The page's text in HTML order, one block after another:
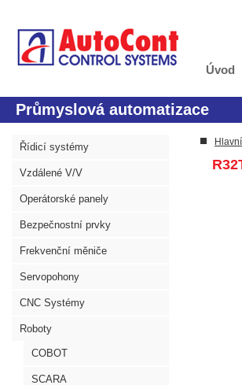
Úvod
Průmyslová automatizace
Řídicí systémy
Vzdálené V/V
Operátorské panely
Bezpečnostní prvky
Frekvenční měniče
Servopohony
CNC Systémy
Roboty
COBOT
SCARA